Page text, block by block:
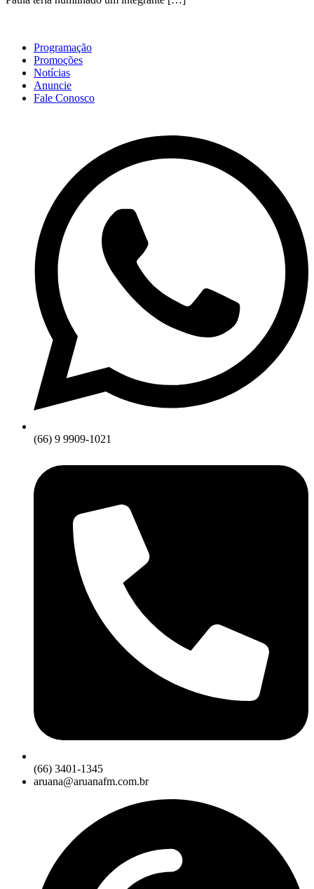
Programação
Promoções
Notícias
Anuncie
Fale Conosco
(66) 9 9909-1021
(66) 3401-1345
aruana@aruanafm.com.br